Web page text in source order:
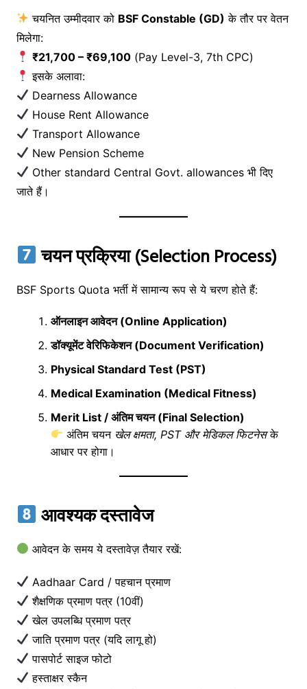
चयनित उम्मीदवार को BSF Constable (GD) के तौर पर वेतन
मिलेगा:
₹21,700 – ₹69,100 (Pay Level-3, 7th CPC)
इसके अलावा:
Dearness Allowance
House Rent Allowance
Transport Allowance
New Pension Scheme
Other standard Central Govt. allowances भी दिए
जाते हैं।
चयन प्रक्रिया (Selection Process)
BSF Sports Quota भर्ती में सामान्य रूप से ये चरण होते हैं:
ऑनलाइन आवेदन (Online Application)
डॉक्यूमेंट वेरिफिकेशन (Document Verification)
Physical Standard Test (PST)
Medical Examination (Medical Fitness)
Merit List / अंतिम चयन (Final Selection)
अंतिम चयन खेल क्षमता, PST और मेडिकल फिटनेसके
आधार पर होगा।
आवश्यक दस्तावेज
आवेदन के समय ये दस्तावेज़ तैयार रखें:
Aadhaar Card / पहचान प्रमाण
शैक्षणिक प्रमाण पत्र (10वीं)
खेल उपलब्धि प्रमाण पत्र
जाति प्रमाण पत्र (यदि लागू हो)
पासपोर्ट साइज फोटो
हस्ताक्षर स्कैन